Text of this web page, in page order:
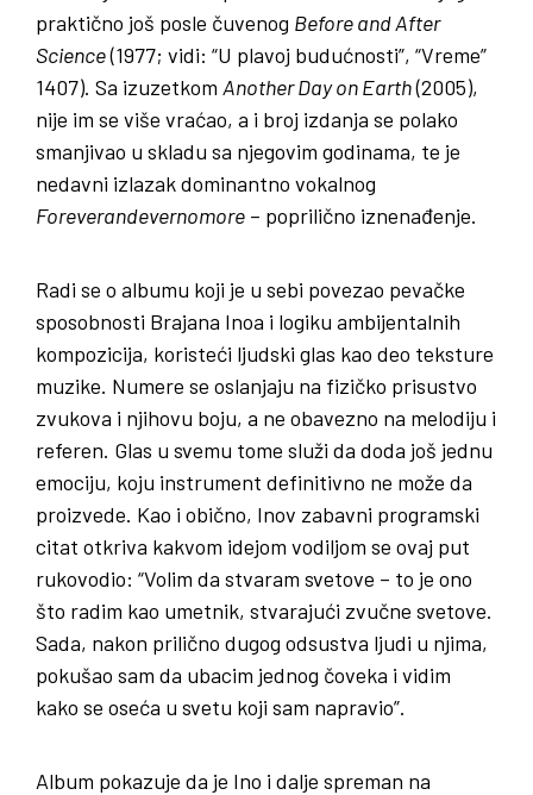
praktično još posle čuvenog Before and After
Science(1977; vidi: “U plavoj budućnosti”, “Vreme”
1407). Sa izuzetkom Another Day on Earth(2005),
nije im se više vraćao, a i broj izdanja se polako
smanjivao u skladu sa njegovim godinama, te je
nedavni izlazak dominantno vokalnog
Foreverandevernomore – poprilično iznenađenje.
Radi se o albumu koji je u sebi povezao pevačke
sposobnosti Brajana Inoa i logiku ambijentalnih
kompozicija, koristeći ljudski glas kao deo teksture
muzike. Numere se oslanjaju na fizičko prisustvo
zvukova i njihovu boju, a ne obavezno na melodiju i
referen. Glas u svemu tome služi da doda još jednu
emociju, koju instrument definitivno ne može da
proizvede. Kao i obično, Inov zabavni programski
citat otkriva kakvom idejom vodiljom se ovaj put
rukovodio: “Volim da stvaram svetove – to je ono
što radim kao umetnik, stvarajući zvučne svetove.
Sada, nakon prilično dugog odsustva ljudi u njima,
pokušao sam da ubacim jednog čoveka i vidim
kako se oseća u svetu koji sam napravio”.
Album pokazuje da je Ino i dalje spreman na